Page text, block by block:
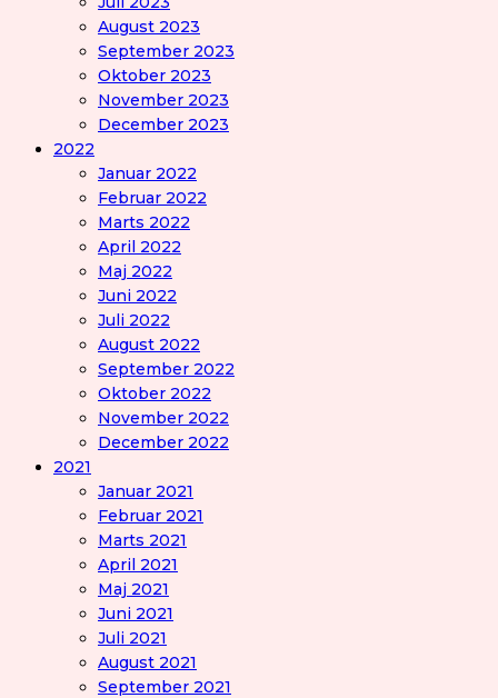
August 2023
September 2023
Oktober 2023
November 2023
December 2023
2022
Januar 2022
Februar 2022
Marts 2022
April 2022
Maj 2022
Juni 2022
Juli 2022
August 2022
September 2022
Oktober 2022
November 2022
December 2022
2021
Januar 2021
Februar 2021
Marts 2021
April 2021
Maj 2021
Juni 2021
Juli 2021
August 2021
September 2021